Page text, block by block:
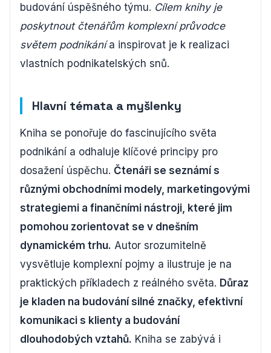
budování úspěšného týmu. Cílem knihy je
poskytnout čtenářům komplexní průvodce
světem podnikánía inspirovat je k realizaci
vlastních podnikatelských snů.
Hlavní témata a myšlenky
Kniha se ponořuje do fascinujícího světa
podnikání a odhaluje klíčové principy pro
dosažení úspěchu. Čtenáři se seznámí s
různými obchodními modely, marketingovými
strategiemi a finančními nástroji, které jim
pomohou zorientovat se v dnešním
dynamickém trhu. Autor srozumitelně
vysvětluje komplexní pojmy a ilustruje je na
praktických příkladech z reálného světa. Důraz
je kladen na budování silné značky, efektivní
komunikaci s klienty a budování
dlouhodobých vztahů. Kniha se zabývá i